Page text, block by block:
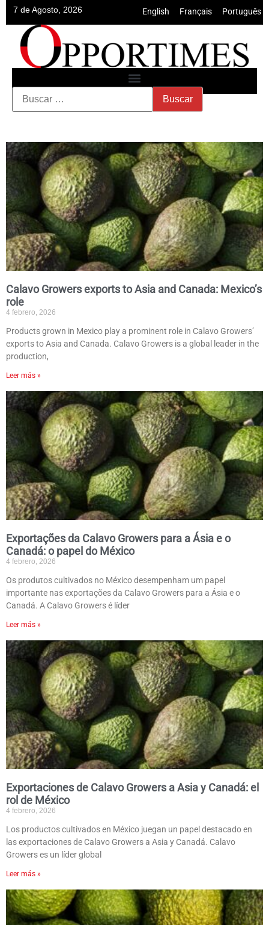
7 de Agosto, 2026 English Français Português
Calavo Growers exports to Asia and Canada: Mexico’s
role
4 febrero, 2026
Products grown in Mexico play a prominent role in Calavo Growers’
exports to Asia and Canada. Calavo Growers is a global leader in the
production,
Leer más »
Exportações da Calavo Growers para a Ásia e o
Canadá: o papel do México
4 febrero, 2026
Os produtos cultivados no México desempenham um papel
importante nas exportações da Calavo Growers para a Ásia e o
Canadá. A Calavo Growers é líder
Leer más »
Exportaciones de Calavo Growers a Asia y Canadá: el
rol de México
4 febrero, 2026
Los productos cultivados en México juegan un papel destacado en
las exportaciones de Calavo Growers a Asia y Canadá. Calavo
Growers es un líder global
Leer más »